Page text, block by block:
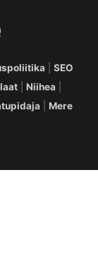
SEO
| Niihea
Mere